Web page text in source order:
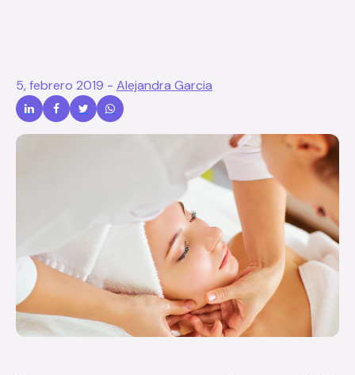
5, febrero 2019 - Alejandra Garcia